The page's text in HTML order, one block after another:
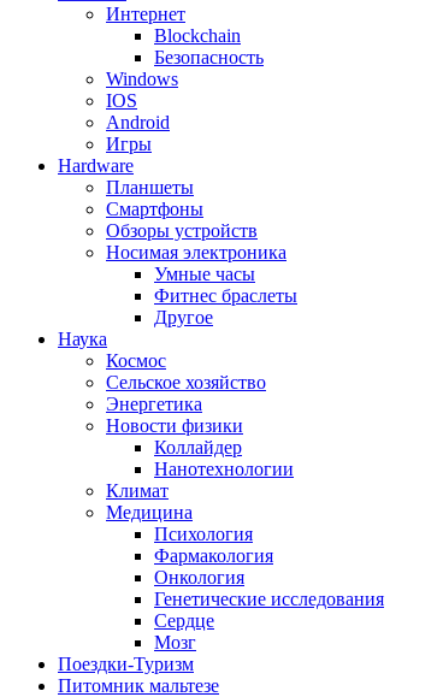
Интернет
Blockchain
Безопасность
Windows
IOS
Android
Игры
Hardware
Планшеты
Смартфоны
Обзоры устройств
Носимая электроника
Умные часы
Фитнес браслеты
Другое
Наука
Космос
Сельское хозяйство
Энергетика
Новости физики
Коллайдер
Нанотехнологии
Климат
Медицина
Психология
Фармакология
Онкология
Генетические исследования
Сердце
Мозг
Поездки-Туризм
Питомник мальтезе